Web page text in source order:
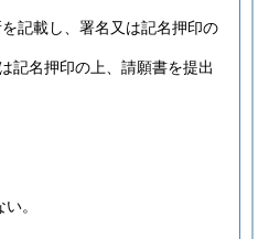
記載し、署名又は記名押印の
記名押印の上、請願書を提出
。